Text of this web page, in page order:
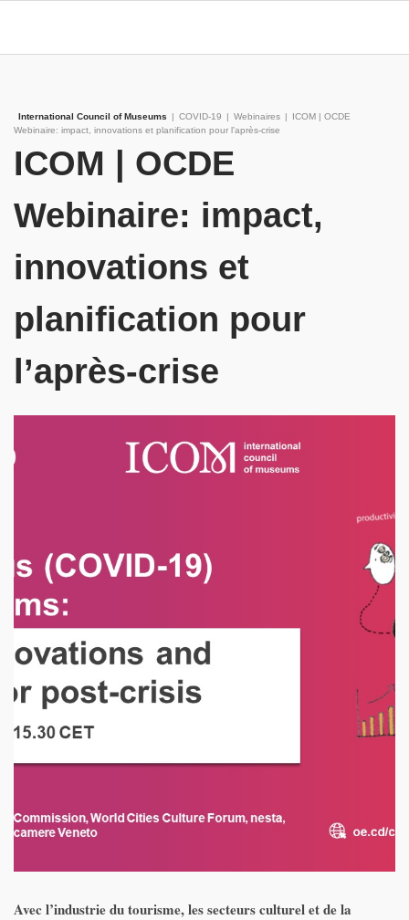
International Council of Museums | COVID-19 | Webinaires |
ICOM | OCDE
Webinaire: impact, innovations et planification pour l’après-crise
ICOM | OCDE
Webinaire: impact,
innovations et
planification pour
l’après-crise
Avec l’industrie du tourisme, les secteurs culturel et de la